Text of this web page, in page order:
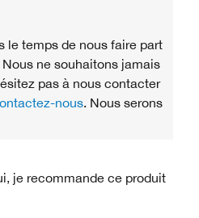
le temps de nous faire part
ne souhaitons jamais
pas à nous contacter
nous . Nous serons
je recommande ce produit